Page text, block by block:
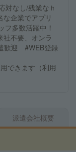
対なし/残業なｈ
企業でアプリ
多数活躍中！
不要、オンラ
歓迎 #WEB登録
できます（利用
派遣会社概要